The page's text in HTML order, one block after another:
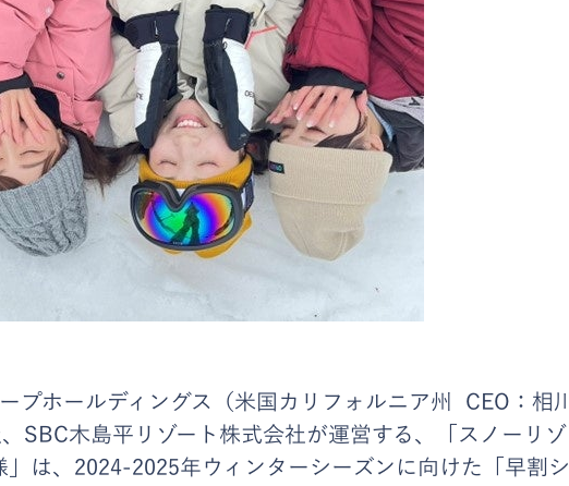
プホールディングス（米国カリフォルニア州 CEO：相川
SBC木島平リゾート株式会社が運営する、「スノーリゾ
」は、2024-2025年ウィンターシーズンに向けた「早割シ